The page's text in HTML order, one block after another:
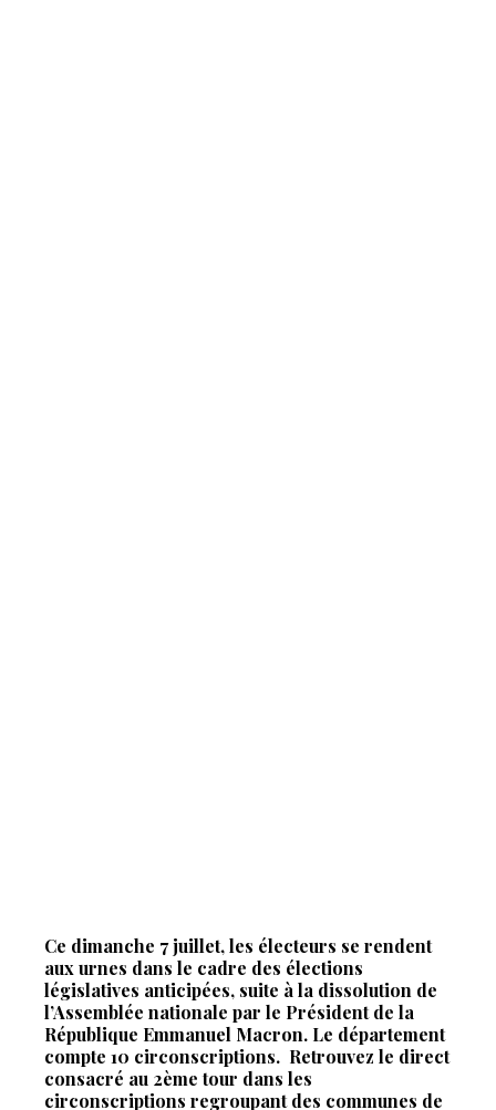
Ce dimanche 7 juillet, les électeurs se rendent
aux urnes dans le cadre des élections
législatives anticipées, suite à la dissolution de
l’Assemblée nationale par le Président de la
République Emmanuel Macron. Le département
compte 10 circonscriptions. Retrouvez le direct
consacré au 2ème tour dans les
circonscriptions regroupant des communes de